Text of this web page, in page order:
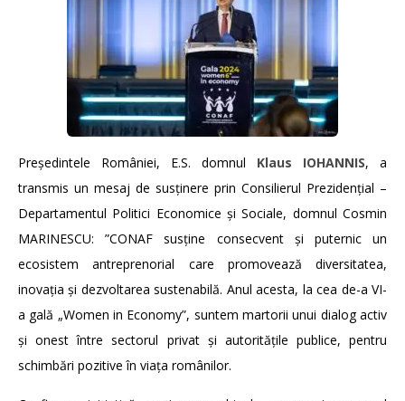
Președintele României, E.S. domnul Klaus IOHANNIS, a
transmis un mesaj de susținere prin Consilierul Prezidențial –
Departamentul Politici Economice și Sociale, domnul Cosmin
MARINESCU: ”CONAF susține consecvent și puternic un
ecosistem antreprenorial care promovează diversitatea,
inovația și dezvoltarea sustenabilă. Anul acesta, la cea de-a VI-
a gală „Women in Economy”, suntem martorii unui dialog activ
și onest între sectorul privat și autoritățile publice, pentru
schimbări pozitive în viața românilor.